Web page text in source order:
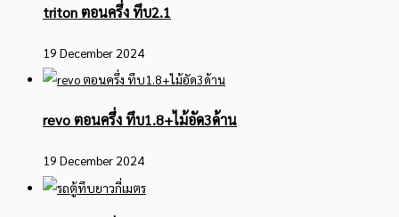
triton ตอนครึ่ง ทึบ2.1
19 December 2024
revo ตอนครึ่ง ทึบ1.8+ไม้อัด3ด้าน
19 December 2024